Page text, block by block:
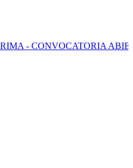
CONVOCATORIA ABIERTA